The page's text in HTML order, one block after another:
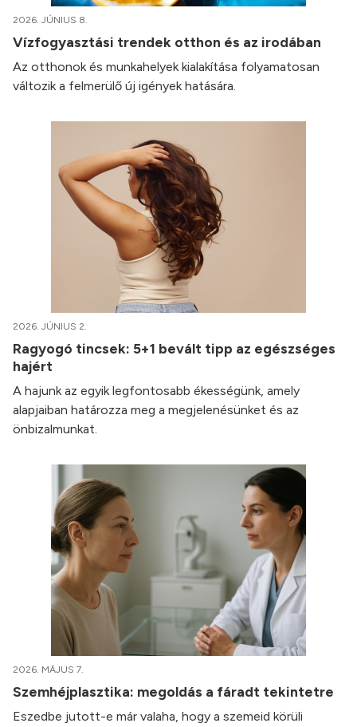
2026. JÚNIUS 8.
Vízfogyasztási trendek otthon és az irodában
Az otthonok és munkahelyek kialakítása folyamatosan
változik a felmerülő új igények hatására.
2026. JÚNIUS 2.
Ragyogó tincsek: 5+1 bevált tipp az egészséges
hajért
A hajunk az egyik legfontosabb ékességünk, amely
alapjaiban határozza meg a megjelenésünket és az
önbizalmunkat.
2026. MÁJUS 7.
Szemhéjplasztika: megoldás a fáradt tekintetre
Eszedbe jutott-e már valaha, hogy a szemeid körüli